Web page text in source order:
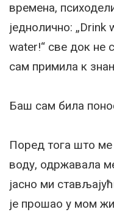
времена,
једнолично:
water!“ све док не
сам примила к
Баш сам била
Поред тога што ме
воду, одржавала
јасно ми
је прошао у мом